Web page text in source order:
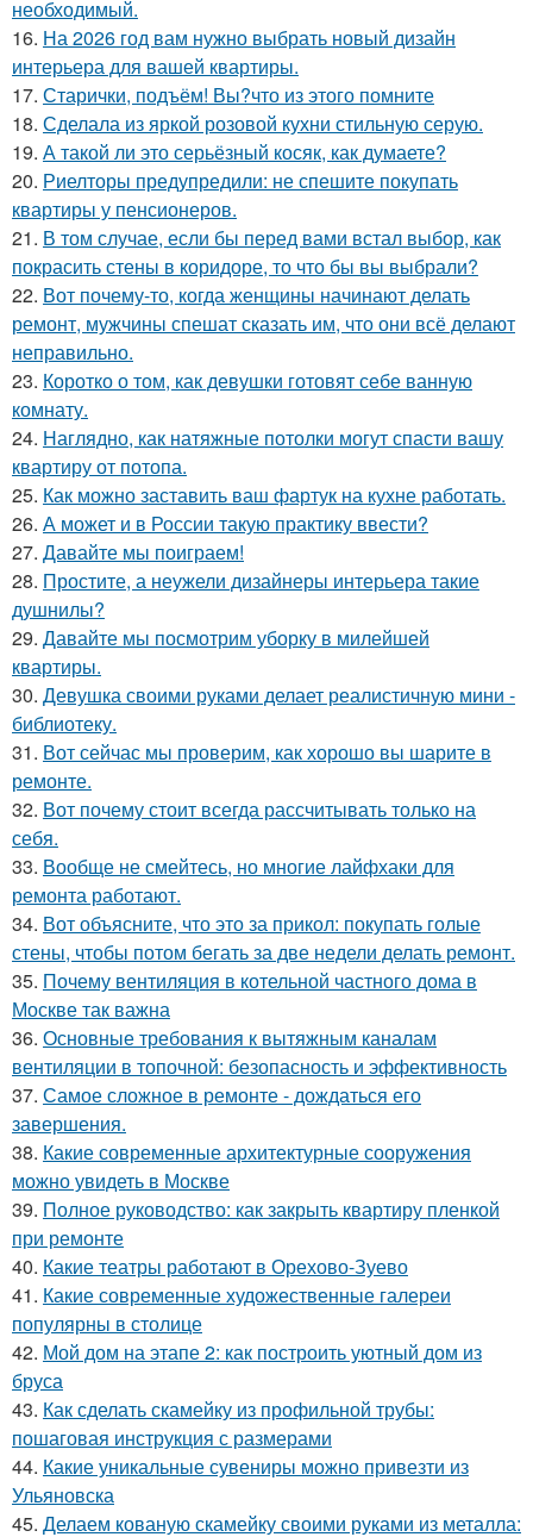
необходимый.
16. На 2026 год вам нужно выбрать новый дизайн
интерьера для вашей квартиры.
17. Старички, подъём! Вы?что из этого помните
18. Сделала из яркой розовой кухни стильную серую.
19. А такой ли это серьёзный косяк, как думаете?
20. Риелторы предупредили: не спешите покупать
квартиры у пенсионеров.
21. В том случае, если бы перед вами встал выбор, как
покрасить стены в коридоре, то что бы вы выбрали?
22. Вот почему-то, когда женщины начинают делать
ремонт, мужчины спешат сказать им, что они всё делают
неправильно.
23. Коротко о том, как девушки готовят себе ванную
комнату.
24. Наглядно, как натяжные потолки могут спасти вашу
квартиру от потопа.
25. Как можно заставить ваш фартук на кухне работать.
26. А может и в России такую практику ввести?
27. Давайте мы поиграем!
28. Простите, а неужели дизайнеры интерьера такие
душнилы?
29. Давайте мы посмотрим уборку в милейшей
квартиры.
30. Девушка своими руками делает реалистичную мини -
библиотеку.
31. Вот сейчас мы проверим, как хорошо вы шарите в
ремонте.
32. Вот почему стоит всегда рассчитывать только на
себя.
33. Вообще не смейтесь, но многие лайфхаки для
ремонта работают.
34. Вот объясните, что это за прикол: покупать голые
стены, чтобы потом бегать за две недели делать ремонт.
35. Почему вентиляция в котельной частного дома в
Москве так важна
36. Основные требования к вытяжным каналам
вентиляции в топочной: безопасность и эффективность
37. Самое сложное в ремонте - дождаться его
завершения.
38. Какие современные архитектурные сооружения
можно увидеть в Москве
39. Полное руководство: как закрыть квартиру пленкой
при ремонте
40. Какие театры работают в Орехово-Зуево
41. Какие современные художественные галереи
популярны в столице
42. Мой дом на этапе 2: как построить уютный дом из
бруса
43. Как сделать скамейку из профильной трубы:
пошаговая инструкция с размерами
44. Какие уникальные сувениры можно привезти из
Ульяновска
45. Делаем кованую скамейку своими руками из металла: